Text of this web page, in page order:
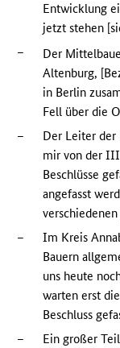
Entwicklung
jetzt stehen
–
Der
Altenburg,
in Berlin
Fell über die
–
Der Leiter der
mir von der
Beschlüsse
angefasst
verschiedenen
–
Im Kreis
Bauern
uns heute
warten erst
Beschluss
–
Ein großer